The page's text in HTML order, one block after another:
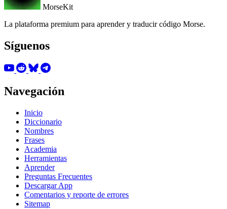
MorseKit
La plataforma premium para aprender y traducir código Morse.
Síguenos
Navegación
Inicio
Diccionario
Nombres
Frases
Academia
Herramientas
Aprender
Preguntas Frecuentes
Descargar App
Comentarios y reporte de errores
Sitemap